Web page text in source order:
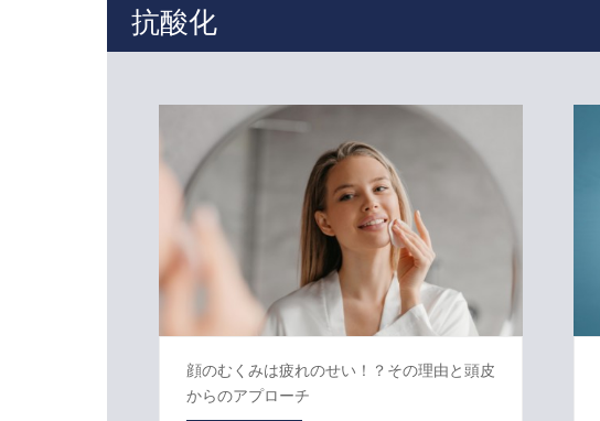
抗酸化
顔のむくみは疲れのせい！？その理由と頭皮
からのアプローチ